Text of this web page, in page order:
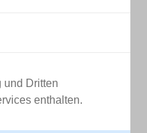
und Dritten
enthalten.